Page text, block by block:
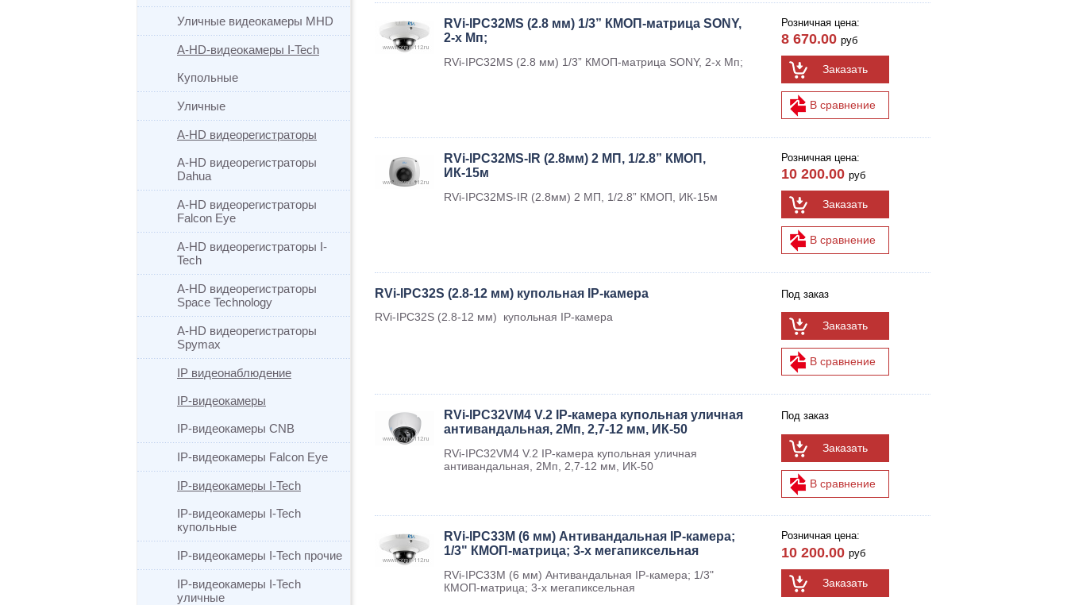
Уличные видеокамеры MHD
A-HD-видеокамеры I-Tech
Купольные
Уличные
A-HD видеорегистраторы
A-HD видеорегистраторы
Dahua
A-HD видеорегистраторы
Falcon Eye
A-HD видеорегистраторы I-
Tech
A-HD видеорегистраторы
Space Technology
A-HD видеорегистраторы
Spymax
IP видеонаблюдение
IP-видеокамеры
IP-видеокамеры CNB
IP-видеокамеры Falcon Eye
IP-видеокамеры I-Tech
IP-видеокамеры I-Tech
купольные
IP-видеокамеры I-Tech прочие
IP-видеокамеры I-Tech
уличные
RVi-IPC32MS (2.8 мм) 1/3” КМОП-матрица SONY,
2-х Мп;
RVi-IPC32MS (2.8 мм) 1/3” КМОП-матрица SONY, 2-х Мп;
Розничная цена:
8 670.00 руб
Заказать
В сравнение
RVi-IPC32MS-IR (2.8мм) 2 МП, 1/2.8” КМОП,
ИК-15м
RVi-IPC32MS-IR (2.8мм) 2 МП, 1/2.8” КМОП, ИК-15м
Розничная цена:
10 200.00 руб
Заказать
В сравнение
RVi-IPC32S (2.8-12 мм) купольная IP-камера
RVi-IPC32S (2.8-12 мм) купольная IP-камера
Под заказ
Заказать
В сравнение
RVi-IPC32VM4 V.2 IP-камера купольная уличная
антивандальная, 2Мп, 2,7-12 мм, ИК-50
RVi-IPC32VM4 V.2 IP-камера купольная уличная
антивандальная, 2Мп, 2,7-12 мм, ИК-50
Под заказ
Заказать
В сравнение
RVi-IPC33M (6 мм) Антивандальная IP-камера;
1/3" КМОП-матрица; 3-х мегапиксельная
RVi-IPC33M (6 мм) Антивандальная IP-камера; 1/3"
КМОП-матрица; 3-х мегапиксельная
Розничная цена:
10 200.00 руб
Заказать